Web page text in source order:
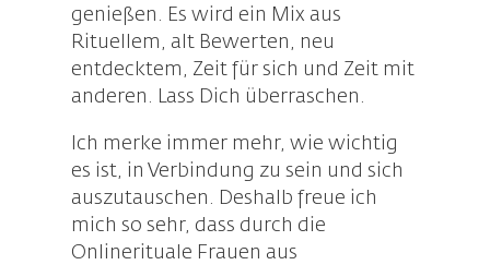
genießen. Es wird ein Mix aus
Rituellem, alt Bewerten, neu
entdecktem, Zeit für sich und Zeit mit
anderen. Lass Dich überraschen.
Ich merke immer mehr, wie wichtig
es ist, in Verbindung zu sein und sich
auszutauschen. Deshalb freue ich
mich so sehr, dass durch die
Onlinerituale Frauen aus